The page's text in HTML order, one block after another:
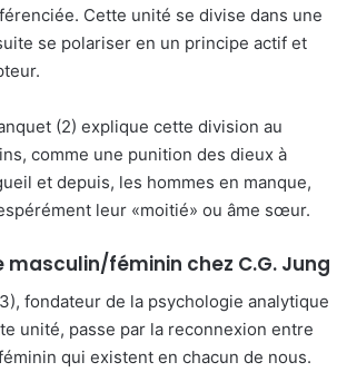
Cette unité se divise dans une
se polariser en un principe actif et
(2) explique cette division au
comme une punition des dieux à
et depuis, les hommes en manque,
leur «moitié» ou âme sœur.
masculin/féminin chez C.G. Jung
fondateur de la psychologie analytique
unité, passe par la reconnexion entre
qui existent en chacun de nous.